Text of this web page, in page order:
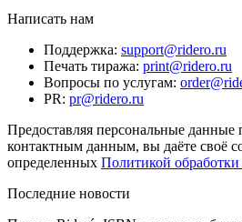
Написать нам
Поддержка: support@ridero.ru
Печать тиража: print@ridero.ru
Вопросы по услугам:
PR: pr@ridero.ru
Предоставляя персональные данные
контактным данным, вы даёте своё
определенных Политикой
Последние новости